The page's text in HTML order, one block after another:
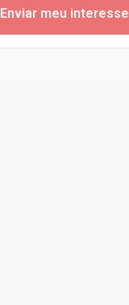
Enviar meu interesse